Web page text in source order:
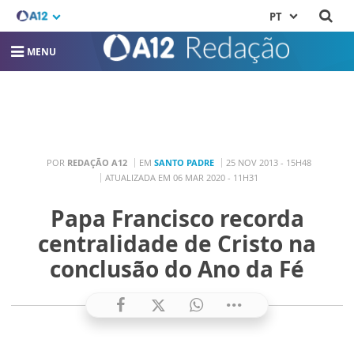
PT
MENU
POR REDAÇÃO A12 EM SANTO PADRE
25 NOV 2013 - 15H48
ATUALIZADA EM 06 MAR 2020 - 11H31
Papa Francisco recorda
centralidade de Cristo na
conclusão do Ano da Fé